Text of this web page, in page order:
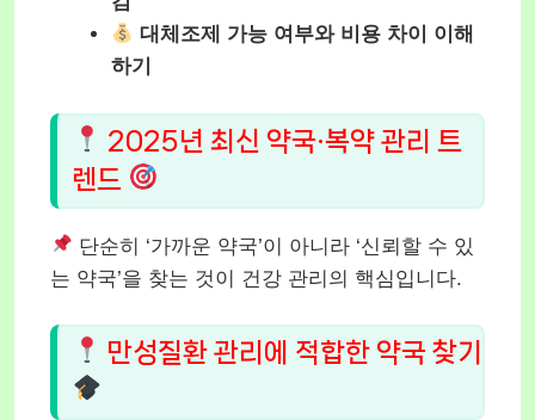
대체조제 가능 여부와 비용 차이 이해
하기
2025년 최신 약국·복약 관리 트
렌드
단순히 ‘가까운 약국’이 아니라 ‘신뢰할 수 있
는 약국’을 찾는 것이 건강 관리의 핵심입니다.
만성질환 관리에 적합한 약국 찾기